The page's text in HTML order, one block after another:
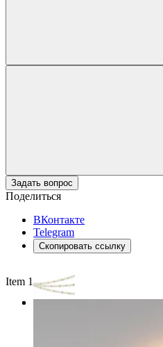
Задать вопрос
Поделиться
ВКонтакте
Telegram
Скопировать ссылку
Item 1 of 3